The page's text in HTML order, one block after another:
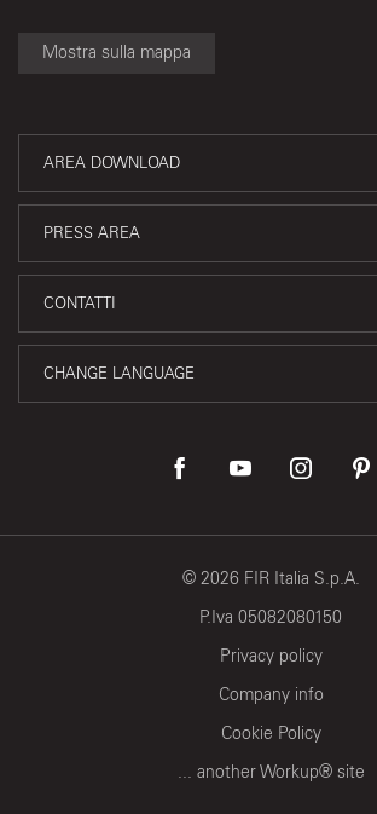
Mostra sulla mappa
AREA DOWNLOAD
PRESS AREA
CONTATTI
CHANGE LANGUAGE
© 2026 FIR Italia S.p.A.
P.Iva 05082080150
Privacy policy
Company info
Cookie Policy
... another Workup® site